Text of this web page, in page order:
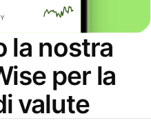
la nostra
per la
valute